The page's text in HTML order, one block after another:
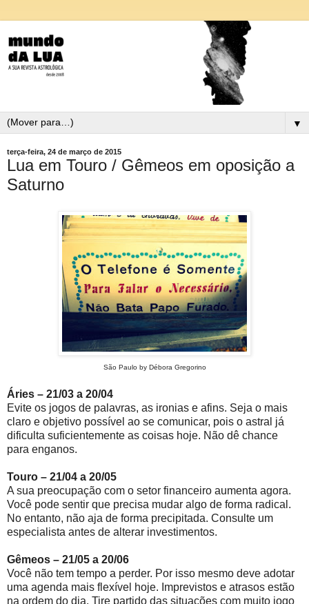
▼
terça-feira, 24 de março de 2015
Lua em Touro / Gêmeos em oposição a
Saturno
São Paulo by Débora Gregorino
Áries – 21/03 a 20/04
Evite os jogos de palavras, as ironias e afins. Seja o mais
claro e objetivo possível ao se comunicar, pois o astral já
dificulta suficientemente as coisas hoje. Não dê chance
para enganos.
Touro – 21/04 a 20/05
A sua preocupação com o setor financeiro aumenta agora.
Você pode sentir que precisa mudar algo de forma radical.
No entanto, não aja de forma precipitada. Consulte um
especialista antes de alterar investimentos.
Gêmeos – 21/05 a 20/06
Você não tem tempo a perder. Por isso mesmo deve adotar
uma agenda mais flexível hoje. Imprevistos e atrasos estão
na ordem do dia. Tire partido das situações com muito jogo